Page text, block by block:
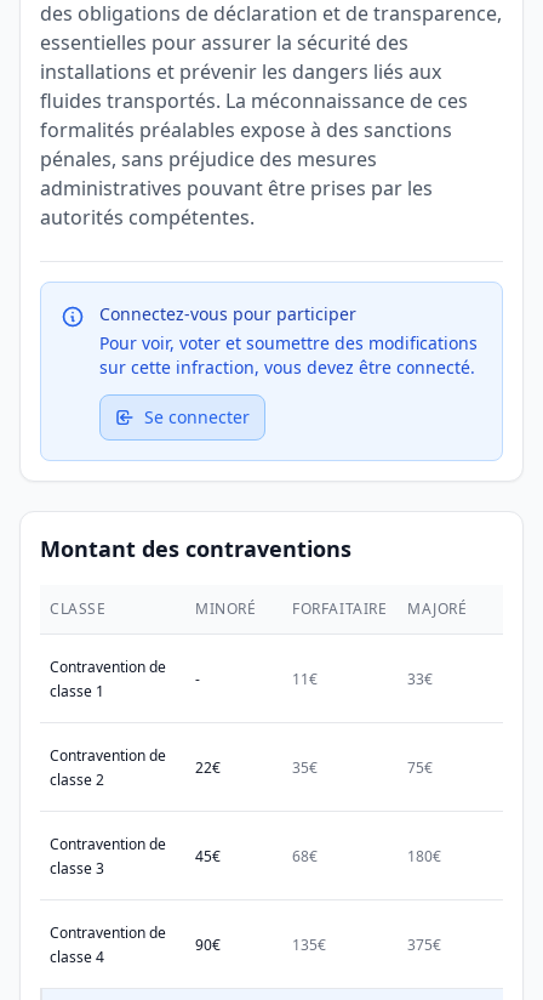
des obligations de déclaration et de transparence,
essentielles pour assurer la sécurité des
installations et prévenir les dangers liés aux
fluides transportés. La méconnaissance de ces
formalités préalables expose à des sanctions
pénales, sans préjudice des mesures
administratives pouvant être prises par les
autorités compétentes.
Connectez-vous pour participer
Pour voir, voter et soumettre des modifications
sur cette infraction, vous devez être connecté.
Se connecter
Montant des contraventions
CLASSE MINORÉ FORFAITAIRE MAJORÉ
Contravention de
classe 1
- 11€ 33€
Contravention de
classe 2
22€ 35€ 75€
Contravention de
classe 3
45€ 68€ 180€
Contravention de
classe 4
90€ 135€ 375€